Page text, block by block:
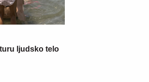
ljudsko telo